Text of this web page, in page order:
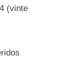
(vinte